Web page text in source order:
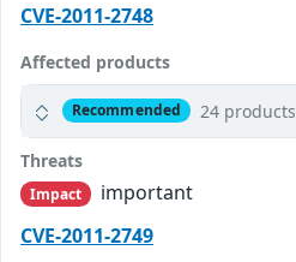
CVE-2011-2748
Affected products
Recommended 24 products
Threats
Impact
important
CVE-2011-2749